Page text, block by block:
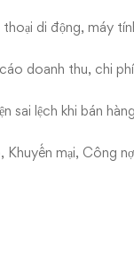
di động, máy
doanh thu, chi
sai lệch khi bán
mại, Công